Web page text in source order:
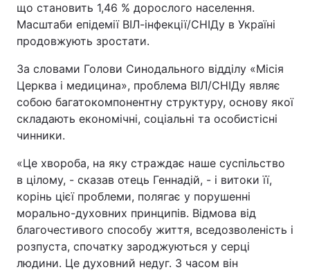
що становить 1,46 % дорослого населення.
Масштаби епідемії ВІЛ-інфекції/СНІДу в Україні
продовжують зростати.
За словами Голови Синодального відділу «Місія
Церква і медицина», проблема ВІЛ/СНІДу являє
собою багатокомпонентну структуру, основу якої
складають економічні, соціальні та особистісні
чинники.
«Це хвороба, на яку страждає наше суспільство
в цілому, - сказав отець Геннадій, - і витоки її,
корінь цієї проблеми, полягає у порушенні
морально-духовних принципів. Відмова від
благочестивого способу життя, вседозволеність і
розпуста, спочатку зароджуються у серці
людини. Це духовний недуг. З часом він